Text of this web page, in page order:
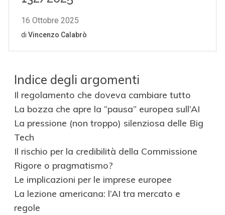
Indice degli argomenti
Il regolamento che doveva cambiare tutto
La bozza che apre la “pausa” europea sull’AI
La pressione (non troppo) silenziosa delle Big
Tech
Il rischio per la credibilità della Commissione
Rigore o pragmatismo?
Le implicazioni per le imprese europee
La lezione americana: l’AI tra mercato e
regole